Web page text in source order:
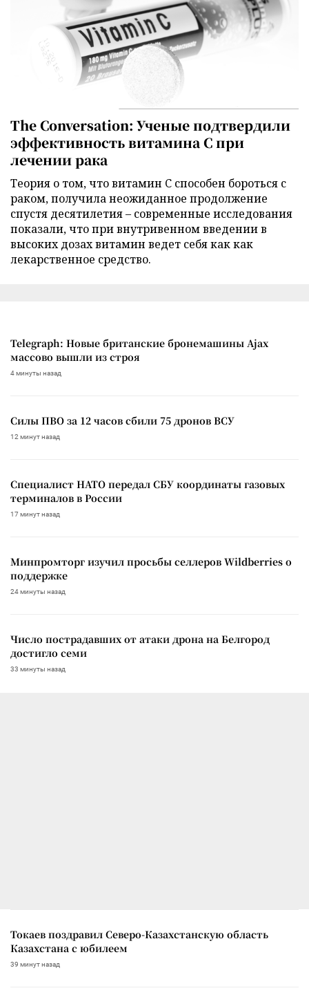
The Conversation: Ученые подтвердили
эффективность витамина C при
лечении рака
Теория о том, что витамин C способен бороться с
раком, получила неожиданное продолжение
спустя десятилетия – современные исследования
показали, что при внутривенном введении в
высоких дозах витамин ведет себя как как
лекарственное средство.
Telegraph: Новые британские бронемашины Ajax
массово вышли из строя
4 минуты назад
Силы ПВО за 12 часов сбили 75 дронов ВСУ
12 минут назад
Специалист НАТО передал СБУ координаты газовых
терминалов в России
17 минут назад
Минпромторг изучил просьбы селлеров Wildberries о
поддержке
24 минуты назад
Число пострадавших от атаки дрона на Белгород
достигло семи
33 минуты назад
Токаев поздравил Северо-Казахстанскую область
Казахстана с юбилеем
39 минут назад